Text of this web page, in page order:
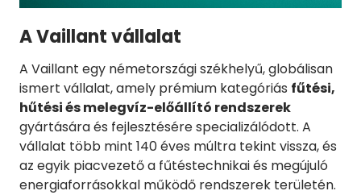
A Vaillant vállalat
A Vaillant egy németországi székhelyű, globálisan
ismert vállalat, amely prémium kategóriás fűtési,
hűtési és melegvíz-előállító rendszerek
gyártására és fejlesztésére specializálódott. A
vállalat több mint 140 éves múltra tekint vissza, és
az egyik piacvezető a fűtéstechnikai és megújuló
energiaforrásokkal működő rendszerek területén.